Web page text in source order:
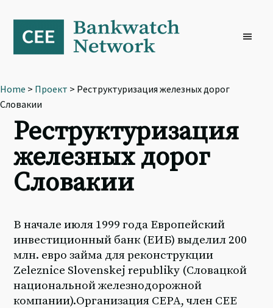
primary
navigation
content
footer
Home > Проект > Реструктуризация железных дорог
Словакии
Реструктуризация
железных дорог
Словакии
В начале июля 1999 года Европейский
инвестиционный банк (ЕИБ) выделил 200
млн. евро займа для реконструкции
Zeleznice Slovenskej republiky (Словацкой
национальной железнодорожной
компании).Организация CEPA, член CEE